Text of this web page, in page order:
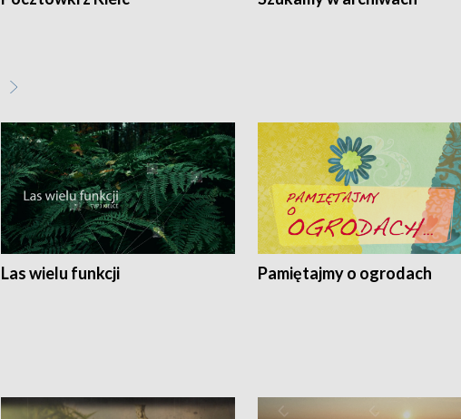
Las wielu funkcji Pamiętajmy o ogrodach